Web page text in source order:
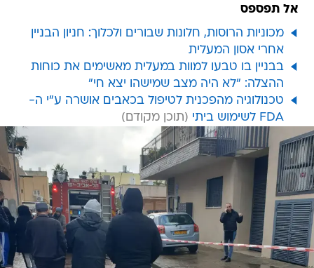
אל תפספס
מכוניות הרוסות, חלונות שבורים ולכלוך: חניון הבניין
אחרי אסון המעלית
בבניין בו טבעו למוות במעלית מאשימים את כוחות
ההצלה: "לא היה מצב שמישהו יצא חי"
טכנולוגיה מהפכנית לטיפול בכאבים אושרה ע"י ה-
FDA לשימוש ביתי